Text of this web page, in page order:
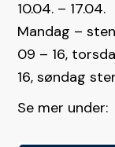
10.04. – 17.04.
Mandag –
09 – 16,
16, søndag
Se mer under: